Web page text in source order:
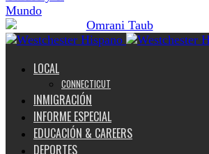
Mundo
LOCAL
CONNECTICUT
INMIGRACIÓN
INFORME ESPECIAL
EDUCACIÓN & CAREERS
DEPORTES